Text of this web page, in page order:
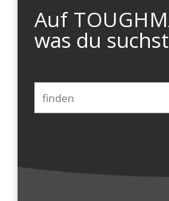
Auf
was du
Suchen
nach: